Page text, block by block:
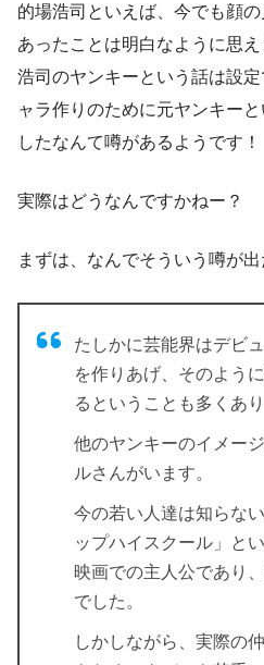
的場浩司といえば、今でも顔
あったことは明白なように思
浩司のヤンキーという話は設
ャラ作りのために元ヤンキー
したなんて噂があるようです！
実際はどうなんですかねー？
まずは、なんでそういう噂が
たしかに芸能界はデビ
を作りあげ、そのよう
るということも多くあり
他のヤンキーのイメー
ルさんがいます。
今の若い人達は知らな
ップハイスクール」と
映画での主人公であり
でした。
しかしながら、実際の